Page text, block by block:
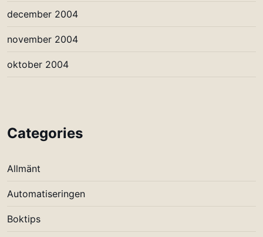
december 2004
november 2004
oktober 2004
Categories
Allmänt
Automatiseringen
Boktips